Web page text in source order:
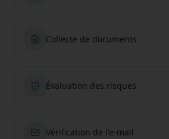
Collecte de documents
Évaluation des risques
Vérification de l'e-mail